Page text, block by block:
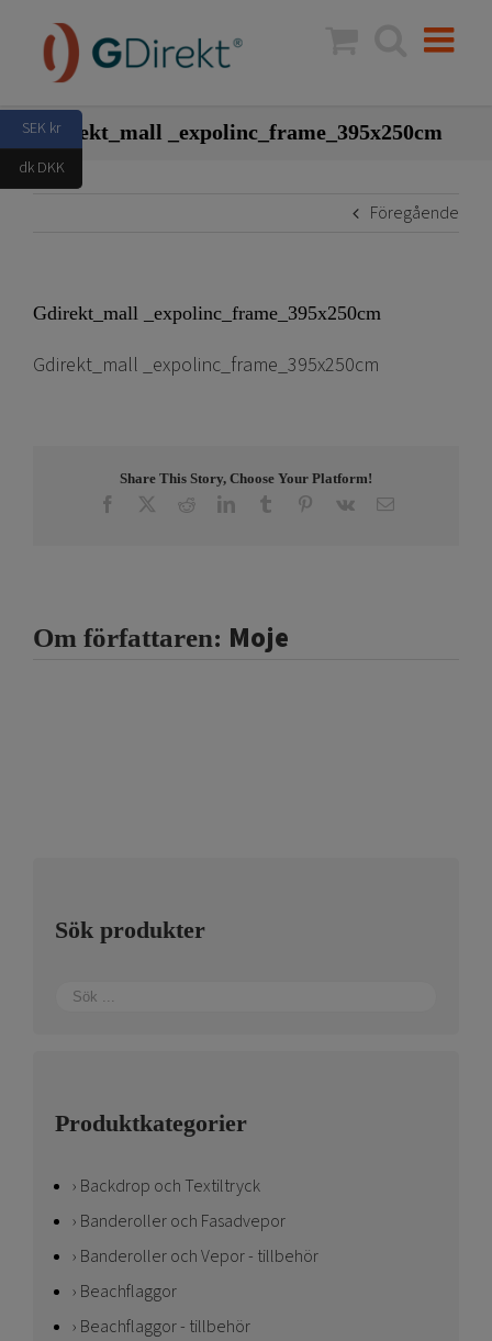
innehållet
Gdirekt_mall _expolinc_frame_395x250cm
Föregående
Gdirekt_mall _expolinc_frame_395x250cm
Gdirekt_mall _expolinc_frame_395x250cm
Share This Story, Choose Your Platform!
Facebook RedditLinkedInTumblr Pinterest
Vk E-
Om författaren: Moje
Sök produkter
Produktkategorier
Backdrop och Textiltryck
Banderoller och Fasadvepor
Banderoller och Vepor - tillbehör
Beachflaggor
Beachflaggor - tillbehör
SEK kr
dk DKK